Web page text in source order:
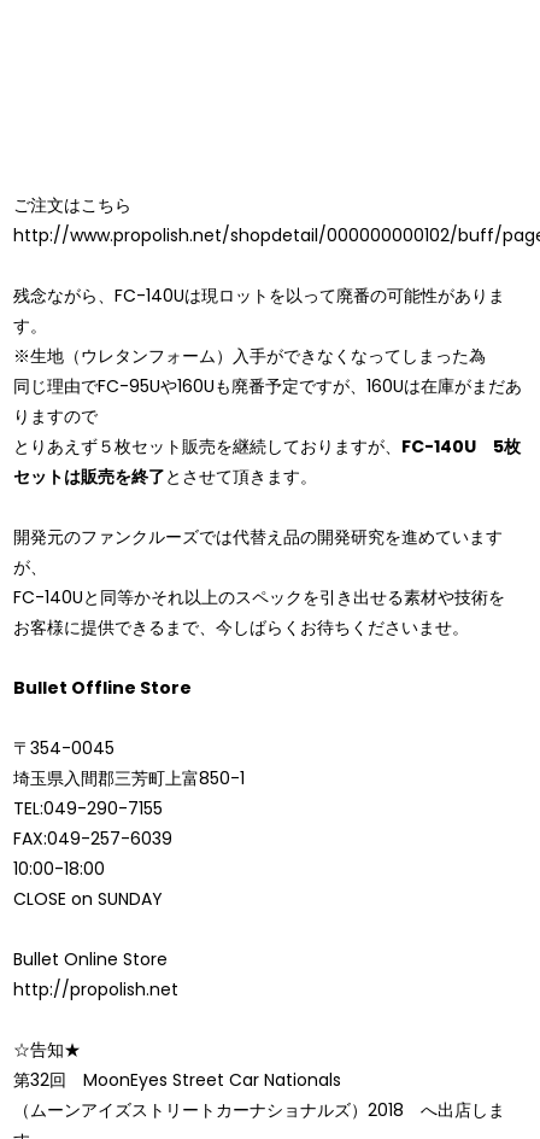
ご注文はこちら
http://www.propolish.net/shopdetail/000000000102/buff/
残念ながら、FC-140Uは現ロットを以って廃番の可能性がありま
す。
※生地（ウレタンフォーム）入手ができなくなってしまった為
同じ理由でFC-95Uや160Uも廃番予定ですが、160Uは在庫がまだあ
りますので
とりあえず５枚セット販売を継続しておりますが、 FC-140U 5枚
セットは販売を終了とさせて頂きます。
開発元のファンクルーズでは代替え品の開発研究を進めています
が、
FC-140Uと同等かそれ以上のスペックを引き出せる素材や技術を
お客様に提供できるまで、今しばらくお待ちくださいませ。
Bullet Offline Store
〒354-0045
埼玉県入間郡三芳町上富850-1
TEL:049-290-7155
FAX:049-257-6039
10:00-18:00
CLOSE on SUNDAY
Bullet Online Store
http://propolish.net
☆告知★
第32回 MoonEyes Street Car Nationals
（ムーンアイズストリートカーナショナルズ）2018 へ出店しま